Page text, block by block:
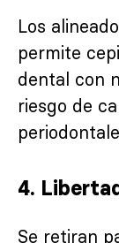
Los
permite
dental con
riesgo de
4.
Se retiran